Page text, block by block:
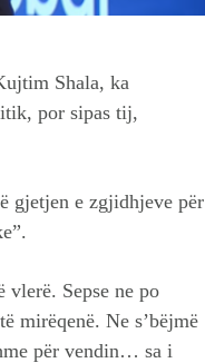
Shala, ka
por sipas tij,
gjetjen e zgjidhjeve për
vlerë. Sepse ne po
mirëqenë. Ne s’bëjmë
për vendin… sa i